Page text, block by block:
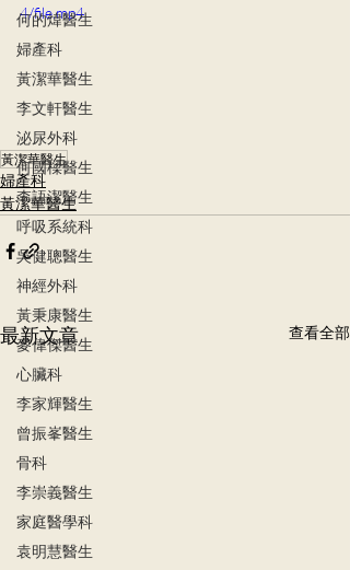
何的煒醫生
婦產科
黃潔華醫生
李文軒醫生
泌尿外科
何國樑醫生
李語潔醫生
呼吸系統科
吳健聰醫生
神經外科
黃秉康醫生
麥偉傑醫生
心臟科
李家輝醫生
曾振峯醫生
骨科
李崇義醫生
家庭醫學科
袁明慧醫生
4/file.mp4
黃潔華醫生
婦產科
黃潔華醫生
最新文章 查看全部